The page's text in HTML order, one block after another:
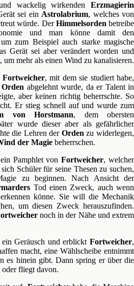
wackelig wirkenden Erzmagierin
sei ein Astrolabrium, welches von
würde. DerHimmelsorden betreibe
und man könne damit den
zum Beispiel auch starke magische
Gerät sei aber verändert worden und
um mehr als einen Wind zu kanalisieren.
, mit dem sie studiert habe,
Orden abgelehnt wurde, da er Talent in
aber keinen richtig beherrschte. So
Er stieg schnell auf und wurde zum
von Horstmann, dem obersten
wurde dieser aber als gefährlicher
die Lehren der Orden zu widerlegen,
der Magie beherrschen.
Pamphlet vonFortweicher, welcher
Schüler für seine Thesen zu suchen,
zu beginnen. Nach Ansicht der
Tod einen Zweck, auch wenn
könne. Sie will die Mechanik
um diesen Zweck herauszufinden.
noch in der Nähe und extrem
ein Geräusch und erblickt Fortweicher,
macht, eine Wählscheibe entnimmt
es hinein gibt. Dann spring er über die
fliegt davon.